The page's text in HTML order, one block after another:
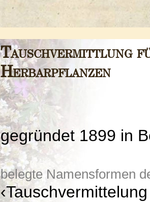
Tauschvermittlung
Herbarpflanzen
gegründet 1899 in
belegte Namensformen